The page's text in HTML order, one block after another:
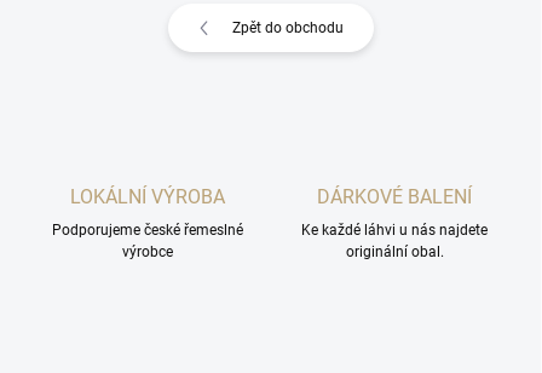
Zpět do obchodu
LOKÁLNÍ VÝROBA
Podporujeme české řemeslné
výrobce
DÁRKOVÉ BALENÍ
Ke každé láhvi u nás najdete
originální obal.